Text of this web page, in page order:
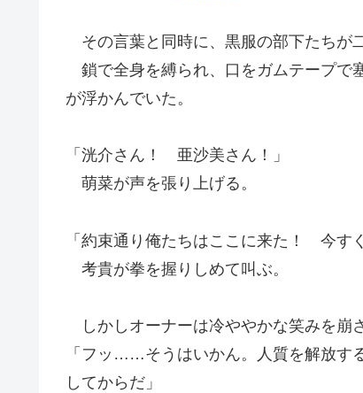
その言葉と同時に、黒服の部下たちが
鎖で全身を縛られ、口をガムテープで
が浮かんでいた。
「洸介さん！ 亜沙美さん！」
萌菜が声を張り上げる。
「約束通り俺たちはここに来た！ 今す
考貴が拳を握りしめて叫ぶ。
しかしオーナーは冷ややかな笑みを崩
「フッ……そうはいかん。人質を解放
してからだ」